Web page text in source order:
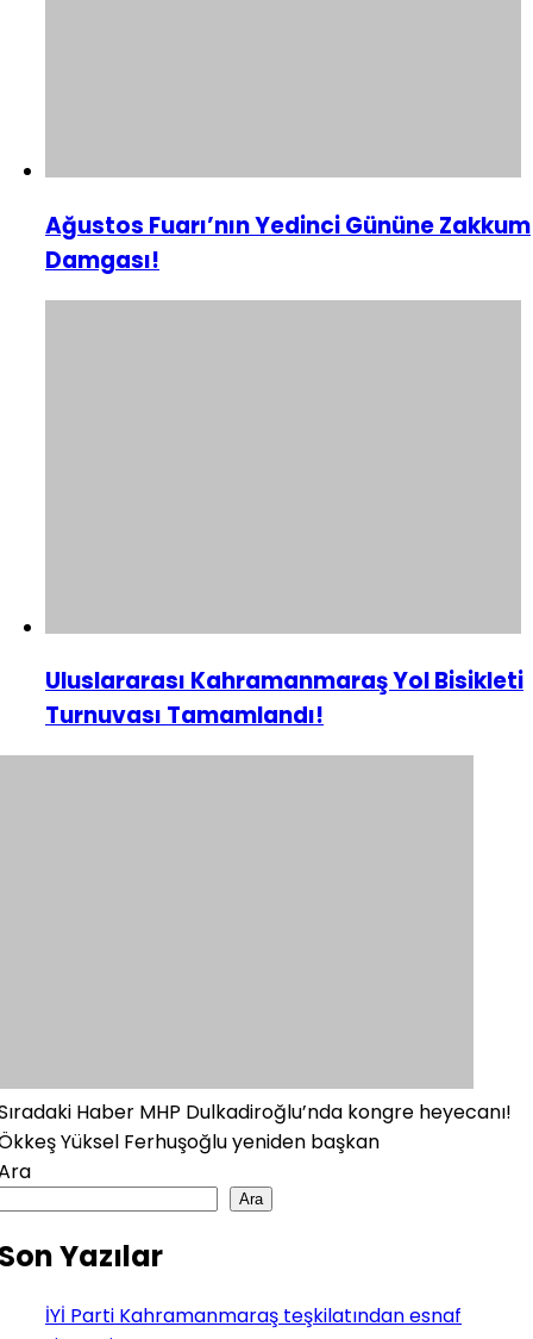
Ağustos Fuarı’nın Yedinci Gününe Zakkum
Damgası!
Uluslararası Kahramanmaraş Yol Bisikleti
Turnuvası Tamamlandı!
Haber MHP Dulkadiroğlu’nda kongre heyecanı!
Yüksel Ferhuşoğlu yeniden başkan
Ara
Yazılar
İYİ Parti Kahramanmaraş teşkilatından esnaf